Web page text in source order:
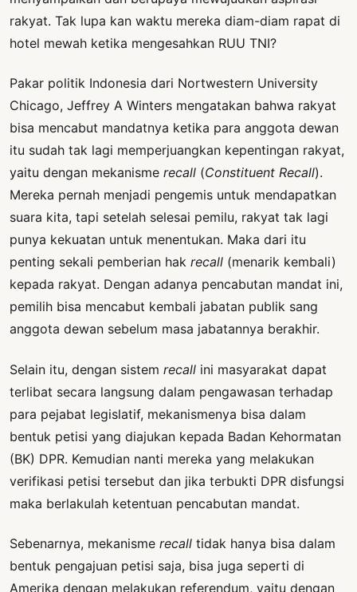
rakyat. Tak lupa kan waktu mereka diam-diam rapat di
hotel mewah ketika mengesahkan RUU TNI?
Pakar politik Indonesia dari Nortwestern University
Chicago, Jeffrey A Winters mengatakan bahwa rakyat
bisa mencabut mandatnya ketika para anggota dewan
itu sudah tak lagi memperjuangkan kepentingan rakyat,
yaitu dengan mekanisme recall (Constituent Recall).
Mereka pernah menjadi pengemis untuk mendapatkan
suara kita, tapi setelah selesai pemilu, rakyat tak lagi
punya kekuatan untuk menentukan. Maka dari itu
penting sekali pemberian hak recall (menarik kembali)
kepada rakyat. Dengan adanya pencabutan mandat ini,
pemilih bisa mencabut kembali jabatan publik sang
anggota dewan sebelum masa jabatannya berakhir.
Selain itu, dengan sistem recall ini masyarakat dapat
terlibat secara langsung dalam pengawasan terhadap
para pejabat legislatif, mekanismenya bisa dalam
bentuk petisi yang diajukan kepada Badan Kehormatan
(BK) DPR. Kemudian nanti mereka yang melakukan
verifikasi petisi tersebut dan jika terbukti DPR disfungsi
maka berlakulah ketentuan pencabutan mandat.
Sebenarnya, mekanisme recall tidak hanya bisa dalam
bentuk pengajuan petisi saja, bisa juga seperti di
Amerika dengan melakukan referendum, yaitu dengan